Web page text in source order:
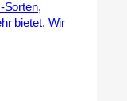
Sorten,
bietet. Wir